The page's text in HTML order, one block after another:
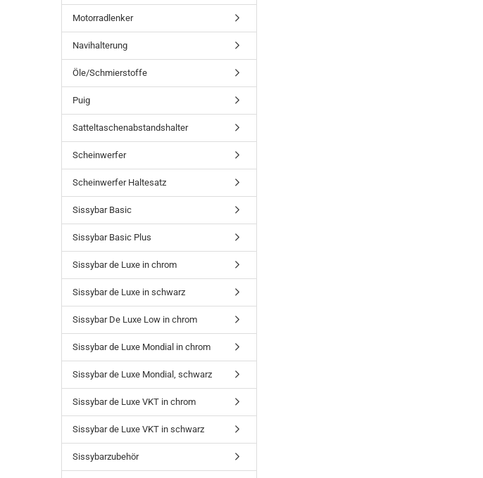
Motorradlenker
Navihalterung
Öle/Schmierstoffe
Puig
Satteltaschenabstandshalter
Scheinwerfer
Scheinwerfer Haltesatz
Sissybar Basic
Sissybar Basic Plus
Sissybar de Luxe in chrom
Sissybar de Luxe in schwarz
Sissybar De Luxe Low in chrom
Sissybar de Luxe Mondial in chrom
Sissybar de Luxe Mondial, schwarz
Sissybar de Luxe VKT in chrom
Sissybar de Luxe VKT in schwarz
Sissybarzubehör